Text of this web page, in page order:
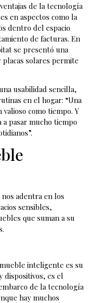
de la tecnología
en aspectos como la
dentro del espacio
de facturas. En
se presentó una
solares permite
usabilidad sencilla,
en el hogar: “Una
como tiempo. Y
a pasar mucho tiempo
adentra en los
sensibles,
que suman a su
inteligente es su
dispositivos, es el
de la tecnología
hay muchos